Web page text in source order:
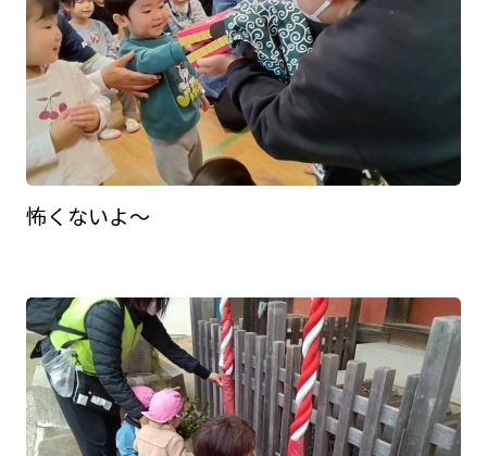
怖くないよ～